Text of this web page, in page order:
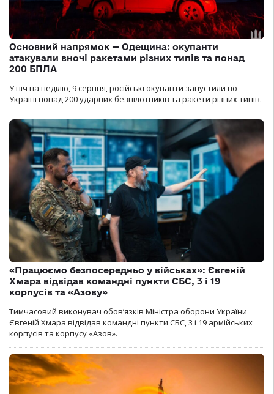
Основний напрямок — Одещина: окупанти
атакували вночі ракетами різних типів та понад
200 БПЛА
У ніч на неділю, 9 серпня, російські окупанти запустили по
Україні понад 200 ударних безпілотників та ракети різних типів.
«Працюємо безпосередньо у військах»: Євгеній
Хмара відвідав командні пункти СБС, 3 і 19
корпусів та «Азову»
Тимчасовий виконувач обов’язків Міністра оборони України
Євгеній Хмара відвідав командні пункти СБС, 3 і 19 армійських
корпусів та корпусу «Азов».